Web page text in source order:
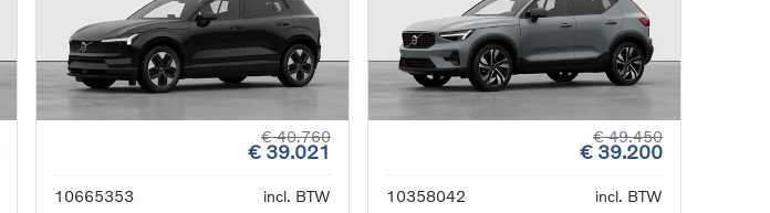
€ 40.760
€ 39.021
10665353
incl. BTW
€ 49.450
€ 39.200
10358042
incl. BTW